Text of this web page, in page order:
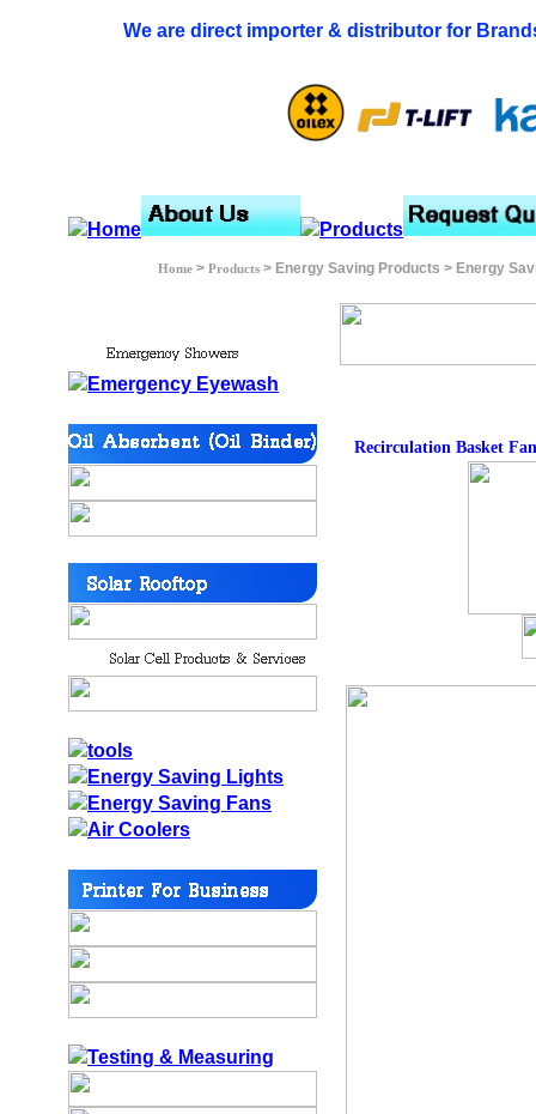
We are direct importer & distributor for
Home > Products > Energy Saving Products > Energy
Recirculation Basket Fan